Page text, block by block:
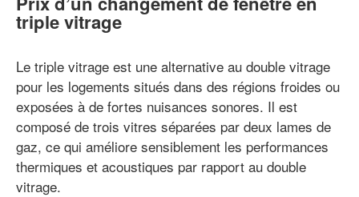
triple vitrage
Le triple vitrage est une alternative au double vitrage
pour les logements situés dans des régions froides ou
exposées à de fortes nuisances sonores. Il est
composé de trois vitres séparées par deux lames de
gaz, ce qui améliore sensiblement les performances
thermiques et acoustiques par rapport au double
vitrage.